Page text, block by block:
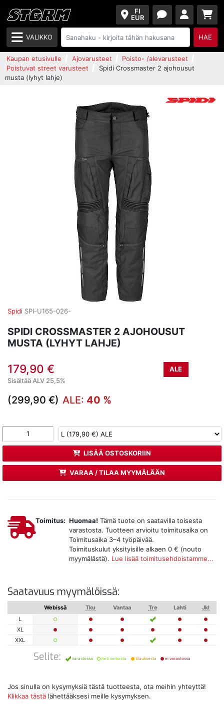
FI
EUR
VALIKKO HAE
Kaupan etusivulle Ajovarusteet
Poisto- /alevarusteet
Poistuvat street varusteet
Spidi Crossmaster 2 ajohousut
musta (lyhyt lahje)
Spidi SPI-U165-026-
SPIDI CROSSMASTER 2 AJOHOUSUT
MUSTA (LYHYT LAHJE)
179,90 €
ALE
Sisältää ALV 25,5%
(299,90 €) ALE: 40 %
LISÄÄ OSTOSKORIIN
VARAA / TILAA MYYMÄLÄÄN
Toimitus: Huomaa! Tämä tuote on saatavilla toisesta
varastosta. Tuotteen arvioitu toimitusaika on
Toimitusaika 3–4 työpäivää.
Toimituskulut yksityisille alkaen 0 € (nouto
myymälästä). Lue lisää toimitusehdoistamme...
Saatavuus myymälöissä:
Webissä Tku Vantaa Tre Lahti
Jkl
L
XL
XXL
Selite: varastossa heti verkosta tilauksesta ei varastossa
Jos sinulla on kysymyksiä tästä tuotteesta, ota meihin yhteyttä!
Klikkaa tästä lähettääksesi meille kysymyksen.